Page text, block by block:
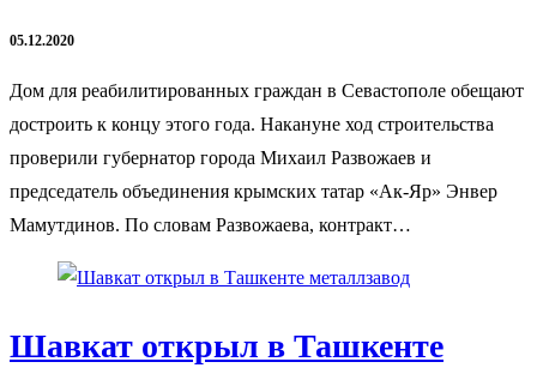
05.12.2020
Дом для реабилитированных граждан в Севастополе обещают
достроить к концу этого года. Накануне ход строительства
проверили губернатор города Михаил Развожаев и
председатель объединения крымских татар «Ак-Яр» Энвер
Мамутдинов. По словам Развожаева, контракт…
Шавкат открыл в Ташкенте